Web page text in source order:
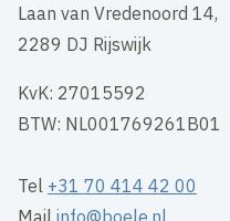
Laan van Vredenoord 14,
2289 DJ Rijswijk
KvK: 27015592
BTW: NL001769261B01
Tel +31 70 414 42 00
Mailinfo@boele.nl